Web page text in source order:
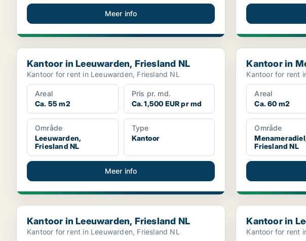
Meer info
Kantoor in Leeuwarden, Friesland NL
Kantoor in Leeuwarden, Friesland NL
Kantoor for rent in Leeuwarden, Friesland NL
Areal
Ca. 55 m2
Pris pr. md.
Ca. 1,500 EUR pr md
Område
Leeuwarden,
Friesland NL
Type
Kantoor
Meer info
Kantoor in
Kantoor in
Kantoor for rent
Areal
Ca. 60 m2
Område
Friesland NL
Kantoor in Leeuwarden, Friesland NL
Kantoor in Leeuwarden, Friesland NL
Kantoor for rent in Leeuwarden, Friesland NL
Kantoor in
Kantoor in
Kantoor for rent